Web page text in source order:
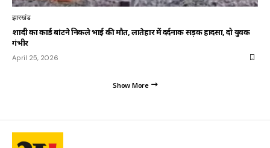
झारखंड
शादी का कार्ड बांटने निकले भाई की मौत, लातेहार में दर्दनाक सड़क हादसा, दो युवक
गंभीर
April 25, 2026
Show More